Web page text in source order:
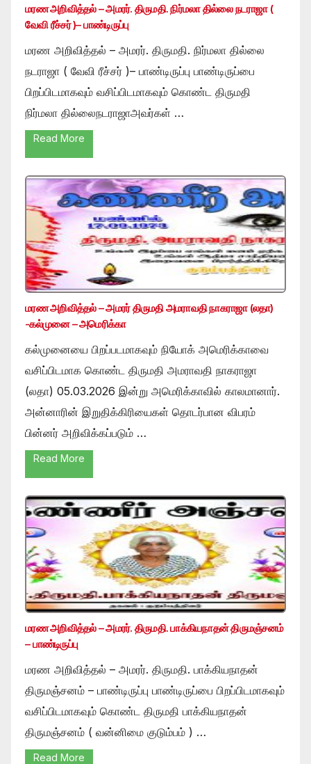
மரண அறிவித்தல் – அமரர். திருமதி. நிர்மலா தில்லை நடராஜா (
வேவி ரீச்சர் )– பாண்டிருப்பு
மரண அறிவித்தல் – அமரர். திருமதி. நிர்மலா தில்லை
நடராஜா ( வேவி ரீச்சர் )– பாண்டிருப்பு பாண்டிருப்பை
பிறப்பிடமாகவும் வசிப்பிடமாகவும் கொண்ட திருமதி
நிர்மலா தில்லைநடராஜாஅவர்கள் …
Read More
மரண அறிவித்தல் – அமரர் திருமதி அமராவதி நாகராஜா (லதா)
-கல்முனை – அமெரிக்கா
கல்முனையை பிறப்படமாகவும் நியோக் அமெரிக்காவை
வசிப்பிடமாக கொண்ட திருமதி அமராவதி நாகராஜா
(லதா) 05.03.2026 இன்று அமெரிக்காவில் காலமானார்.
அன்னாரின் இறுதிக்கிரியைகள் தொடர்பான விபரம்
பின்னர் அறிவிக்கப்படும் …
Read More
மரண அறிவித்தல் – அமரர். திருமதி. பாக்கியநாதன் திருமஞ்சனம்
– பாண்டிருப்பு
மரண அறிவித்தல் – அமரர். திருமதி. பாக்கியநாதன்
திருமஞ்சனம் – பாண்டிருப்பு பாண்டிருப்பை பிறப்பிடமாகவும்
வசிப்பிடமாகவும் கொண்ட திருமதி பாக்கியநாதன்
திருமஞ்சனம் ( வன்னிமை குடும்பம் ) …
Read More